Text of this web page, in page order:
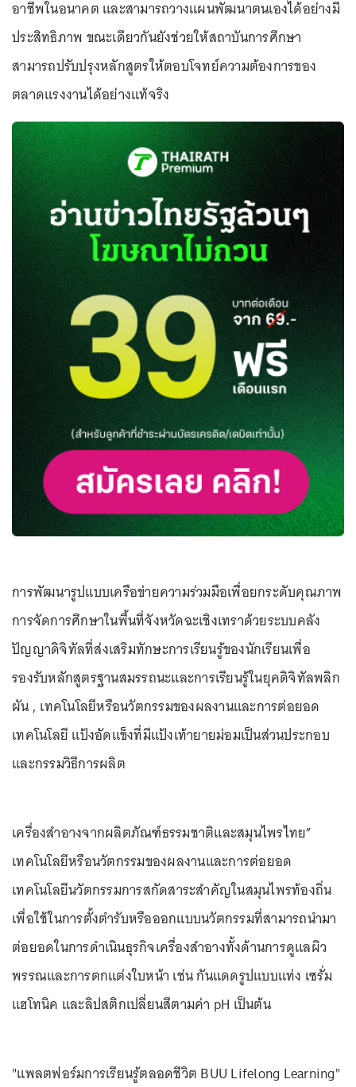
อาชีพในอนาคต และสามารถวางแผนพัฒนาตนเองได้อย่างมี
ประสิทธิภาพ ขณะเดียวกันยังช่วยให้สถาบันการศึกษา
สามารถปรับปรุงหลักสูตรให้ตอบโจทย์ความต้องการของ
ตลาดแรงงานได้อย่างแท้จริง
การพัฒนารูปแบบเครือข่ายความร่วมมือเพื่อยกระดับคุณภาพ
การจัดการศึกษาในพื้นที่จังหวัดฉะเชิงเทราด้วยระบบคลัง
ปัญญาดิจิทัลที่ส่งเสริมทักษะการเรียนรู้ของนักเรียนเพื่อ
รองรับหลักสูตรฐานสมรรถนะและการเรียนรู้ในยุคดิจิทัลพลิก
ผัน , เทคโนโลยีหรือนวัตกรรมของผลงานและการต่อยอด
เทคโนโลยี แป้งอัดแข็งที่มีแป้งเท้ายายม่อมเป็นส่วนประกอบ
และกรรมวิธีการผลิต
เครื่องสำอางจากผลิตภัณฑ์ธรรมชาติและสมุนไพรไทย”
เทคโนโลยีหรือนวัตกรรมของผลงานและการต่อยอด
เทคโนโลยีนวัตกรรมการสกัดสาระสำคัญในสมุนไพรท้องถิ่น
เพื่อใช้ในการตั้งตำรับหรือออกแบบนวัตกรรมที่สามารถนำมา
ต่อยอดในการดำเนินธุรกิจเครื่องสำอางทั้งด้านการดูแลผิว
พรรณและการตกแต่งใบหน้า เช่น กันแดดรูปแบบแท่ง เซรั่ม
แฮโทนิค และลิปสติกเปลี่ยนสีตามค่า pH เป็นต้น
"แพลตฟอร์มการเรียนรู้ตลอดชีวิต BUU Lifelong Learning"